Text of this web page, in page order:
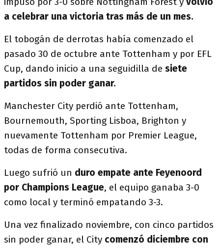
a celebrar una victoria tras más de un mes.
El tobogán de derrotas había comenzado el
pasado 30 de octubre ante Tottenham y por EFL
Cup, dando inicio a una seguidilla de siete
partidos sin poder ganar.
Manchester City perdió ante Tottenham,
Bournemouth, Sporting Lisboa, Brighton y
nuevamente Tottenham por Premier League,
todas de forma consecutiva.
Luego sufrió un duro empate ante Feyenoord
por Champions League, el equipo ganaba 3-0
como local y terminó empatando 3-3.
Una vez finalizado noviembre, con cinco partidos
sin poder ganar, el City comenzó diciembre con